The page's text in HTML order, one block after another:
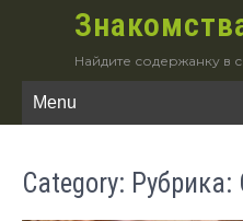
Найдите содержанку в
Menu
Category: